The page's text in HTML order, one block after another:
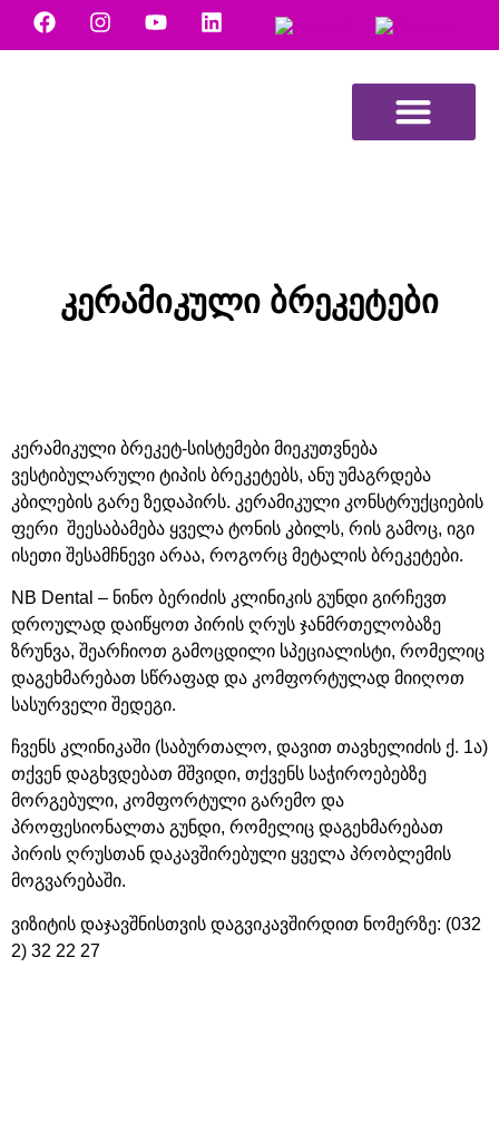
კერამიკული ბრეკეტები
კერამიკული ბრეკეტ-სისტემები მიეკუთვნება
ვესტიბულარული ტიპის ბრეკეტებს, ანუ უმაგრდება
კბილების გარე ზედაპირს. კერამიკული კონსტრუქციების
ფერი შეესაბამება ყველა ტონის კბილს, რის გამოც, იგი
ისეთი შესამჩნევი არაა, როგორც მეტალის ბრეკეტები.
NB Dental – ნინო ბერიძის კლინიკის გუნდი გირჩევთ
დროულად დაიწყოთ პირის ღრუს ჯანმრთელობაზე
ზრუნვა, შეარჩიოთ გამოცდილი სპეციალისტი, რომელიც
დაგეხმარებათ სწრაფად და კომფორტულად მიიღოთ
სასურველი შედეგი.
ჩვენს კლინიკაში (საბურთალო, დავით თავხელიძის ქ. 1ა)
თქვენ დაგხვდებათ მშვიდი, თქვენს საჭიროებებზე
მორგებული, კომფორტული გარემო და
პროფესიონალთა გუნდი, რომელიც დაგეხმარებათ
პირის ღრუსთან დაკავშირებული ყველა პრობლემის
მოგვარებაში.
ვიზიტის დაჯავშნისთვის დაგვიკავშირდით ნომერზე: (032
2) 32 22 27